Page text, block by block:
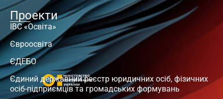
Проекти
ІВС «Освіта»
Євроосвіта
ЄДЕБО
Єдиний державний реєстр юридичних осіб, фізичних
осіб-підприємців та громадських формувань